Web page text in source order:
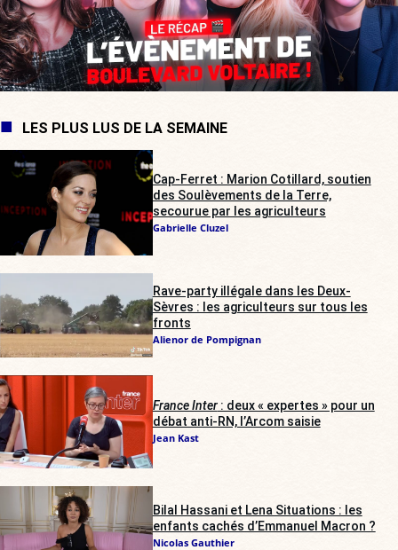
LES PLUS LUS DE LA SEMAINE
Cap-Ferret : Marion Cotillard, soutien
des Soulèvements de la Terre,
secourue par les agriculteurs
Gabrielle Cluzel
Rave-party illégale dans les Deux-
Sèvres : les agriculteurs sur tous les
fronts
Alienor de Pompignan
France Inter: deux « expertes » pour un
débat anti-RN, l’Arcom saisie
Jean Kast
Bilal Hassani et Lena Situations : les
enfants cachés d’Emmanuel Macron ?
Nicolas Gauthier